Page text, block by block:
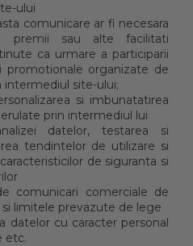
ului
comunicare ar fi necesara
premii sau alte facilitati
ca urmare a participarii
promotionale organizate de
intermediul site-ului;
si imbunatatirea
prin intermediul lui
datelor, testarea si
tendintelor de utilizare si
de siguranta si
comunicari comerciale de
limitele prevazute de lege
datelor cu caracter personal
etc.